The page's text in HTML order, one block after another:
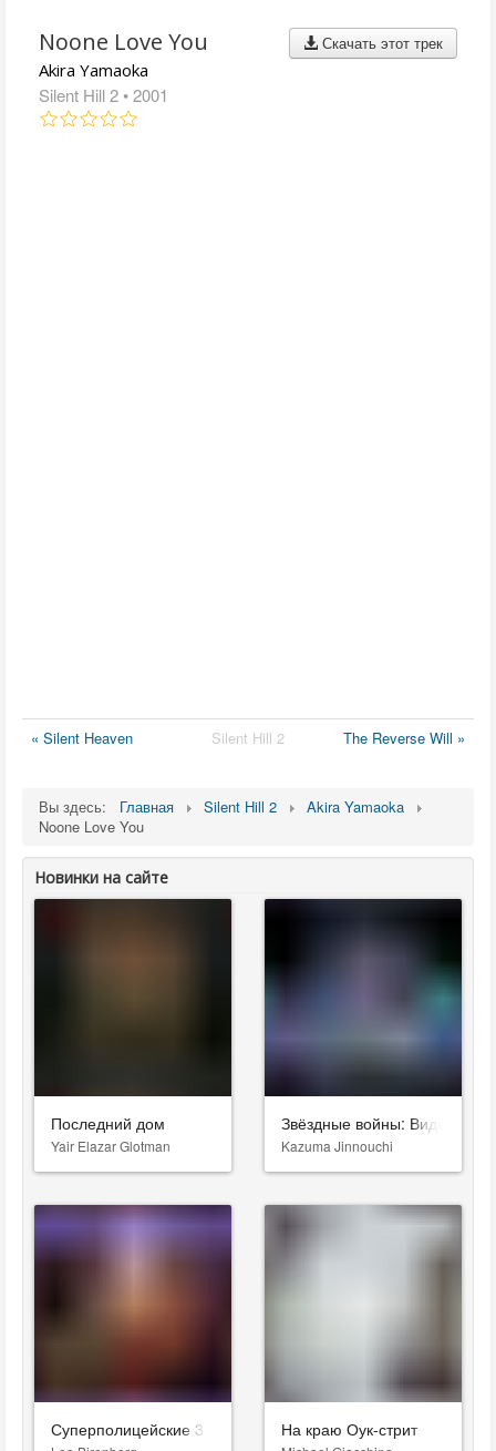
Скачать этот трек
Noone Love You
Akira Yamaoka
Silent Hill 2 • 2001
« Silent Heaven Silent Hill 2 The Reverse Will »
Вы здесь: Главная Silent Hill 2
Akira Yamaoka
Noone Love You
Новинки на сайте
Последний дом
Yair Elazar Glotman
Звёздные войны: Видения.
Kazuma Jinnouchi
Суперполицейские 3 На краю Оук-стрит